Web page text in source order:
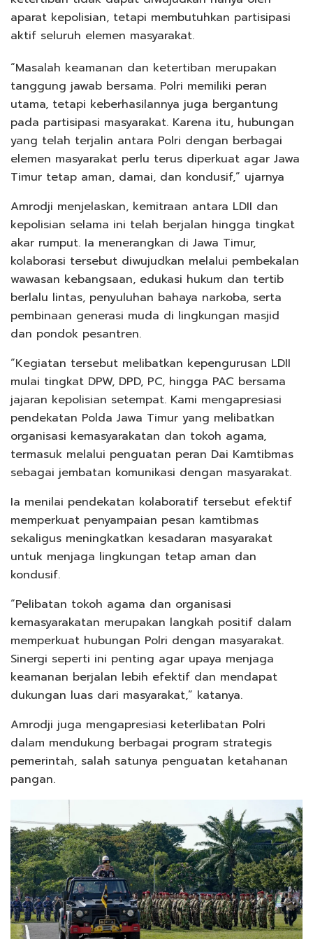
aparat kepolisian, tetapi membutuhkan partisipasi
aktif seluruh elemen masyarakat.
“Masalah keamanan dan ketertiban merupakan
tanggung jawab bersama. Polri memiliki peran
utama, tetapi keberhasilannya juga bergantung
pada partisipasi masyarakat. Karena itu, hubungan
yang telah terjalin antara Polri dengan berbagai
elemen masyarakat perlu terus diperkuat agar Jawa
Timur tetap aman, damai, dan kondusif,” ujarnya
Amrodji menjelaskan, kemitraan antara LDII dan
kepolisian selama ini telah berjalan hingga tingkat
akar rumput. Ia menerangkan di Jawa Timur,
kolaborasi tersebut diwujudkan melalui pembekalan
wawasan kebangsaan, edukasi hukum dan tertib
berlalu lintas, penyuluhan bahaya narkoba, serta
pembinaan generasi muda di lingkungan masjid
dan pondok pesantren.
“Kegiatan tersebut melibatkan kepengurusan LDII
mulai tingkat DPW, DPD, PC, hingga PAC bersama
jajaran kepolisian setempat. Kami mengapresiasi
pendekatan Polda Jawa Timur yang melibatkan
organisasi kemasyarakatan dan tokoh agama,
termasuk melalui penguatan peran Dai Kamtibmas
sebagai jembatan komunikasi dengan masyarakat.
Ia menilai pendekatan kolaboratif tersebut efektif
memperkuat penyampaian pesan kamtibmas
sekaligus meningkatkan kesadaran masyarakat
untuk menjaga lingkungan tetap aman dan
kondusif.
“Pelibatan tokoh agama dan organisasi
kemasyarakatan merupakan langkah positif dalam
memperkuat hubungan Polri dengan masyarakat.
Sinergi seperti ini penting agar upaya menjaga
keamanan berjalan lebih efektif dan mendapat
dukungan luas dari masyarakat,” katanya.
Amrodji juga mengapresiasi keterlibatan Polri
dalam mendukung berbagai program strategis
pemerintah, salah satunya penguatan ketahanan
pangan.